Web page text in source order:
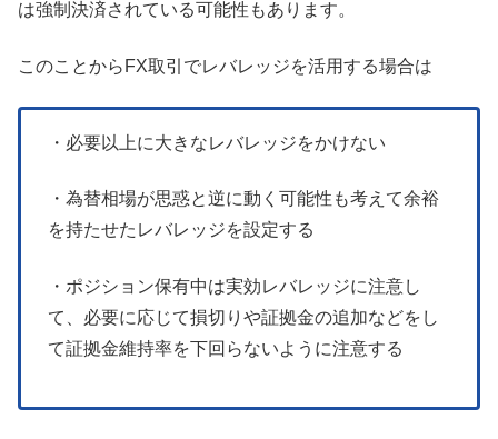
は強制決済されている可能性もあります。
このことからFX取引でレバレッジを活用する場合は
・必要以上に大きなレバレッジをかけない
・為替相場が思惑と逆に動く可能性も考えて余裕
を持たせたレバレッジを設定する
・ポジション保有中は実効レバレッジに注意し
て、必要に応じて損切りや証拠金の追加などをし
て証拠金維持率を下回らないように注意する